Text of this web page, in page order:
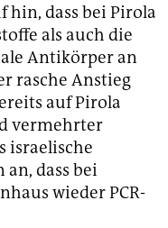
hin, dass bei Pirola
als auch die
Antikörper an
rasche Anstieg
auf Pirola
vermehrter
israelische
dass bei
wieder PCR-